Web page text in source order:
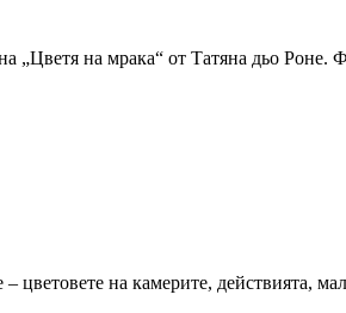
„Цветя на мрака“ от Татяна дьо
на камерите, действията,